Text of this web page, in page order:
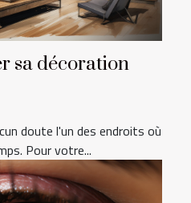
sa décoration
doute l'un des endroits où
Pour votre...